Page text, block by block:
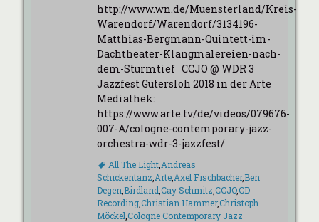
http://www.wn.de/Muensterland/Kreis-
Warendorf/Warendorf/3134196-
Matthias-Bergmann-Quintett-im-
Dachtheater-Klangmalereien-nach-
dem-Sturmtief CCJO @ WDR 3
Jazzfest Gütersloh 2018 in der Arte
Mediathek:
https://www.arte.tv/de/videos/079676-
007-A/cologne-contemporary-jazz-
orchestra-wdr-3-jazzfest/
Schlagworte
All The Light, Andreas
Schickentanz Arte, Axel Fischbacher,Ben
Degen Birdland Cay Schmitz CCJO,CD
Recording,Christian Hammer,Christoph
Möckel Cologne Contemporary Jazz